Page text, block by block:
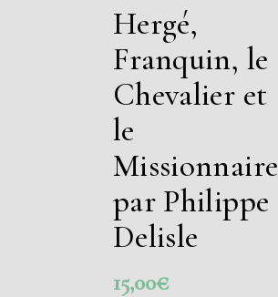
Hergé,
Franquin, le
Chevalier et
le
Missionnaire
par Philippe
Delisle
15,00€